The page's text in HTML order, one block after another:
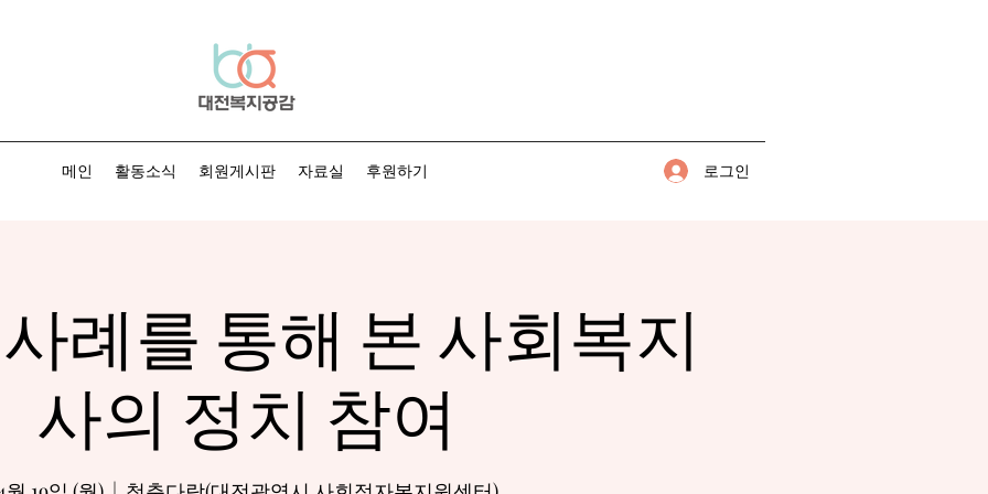
메인 활동소식 회원게시판 자료실 후원하기 로그인
례를 통해 본 사회복지
사의 정치 참여